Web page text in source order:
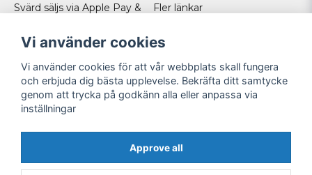
Svärd säljs via Apple Pay &
Norweigan customers
Cookies
Fler länkar
FOLLOW US
Facebook
Instagram
Youtube
Vi använder cookies
Vi använder cookies för att vår webbplats skall fungera
och erbjuda dig bästa upplevelse. Bekräfta ditt samtycke
genom att trycka på godkänn alla eller anpassa via
inställningar
Approve all